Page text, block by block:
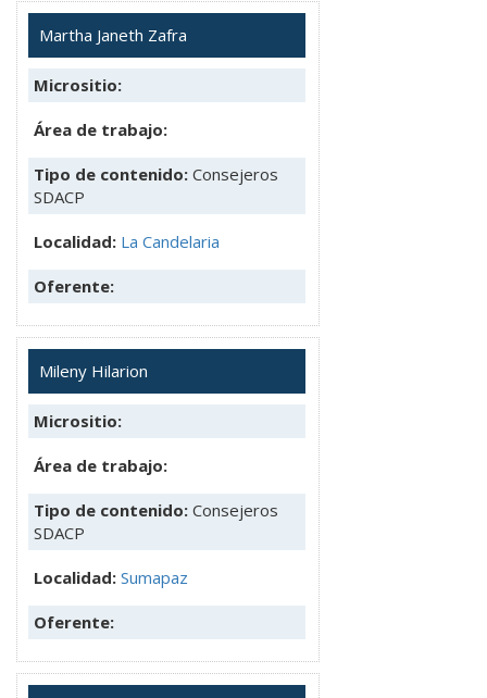
Martha Janeth Zafra
Micrositio:
Área de trabajo:
Tipo de contenido: Consejeros
SDACP
Localidad: La Candelaria
Oferente:
Mileny Hilarion
Micrositio:
Área de trabajo:
Tipo de contenido: Consejeros
SDACP
Localidad: Sumapaz
Oferente: